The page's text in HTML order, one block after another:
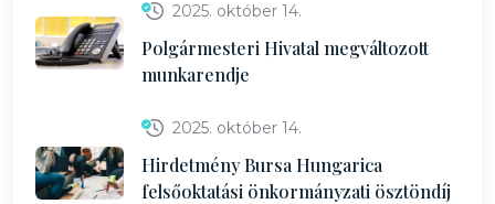
2025. október 14.
Polgármesteri Hivatal megváltozott
munkarendje
2025. október 14.
Hirdetmény Bursa Hungarica
felsőoktatási önkormányzati ösztöndíj